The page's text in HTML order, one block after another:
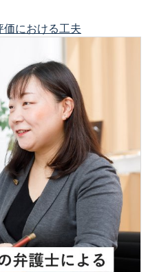
価における工夫